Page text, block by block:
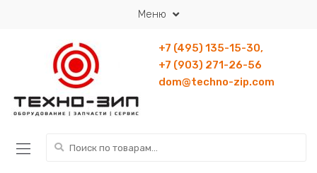
Меню
+7 (495) 135-15-30,
+7 (903) 271-26-56
dom@techno-zip.com
Искать: